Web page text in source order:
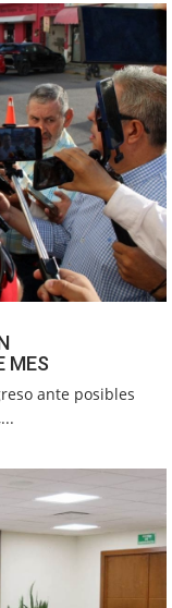
MES
ante posibles